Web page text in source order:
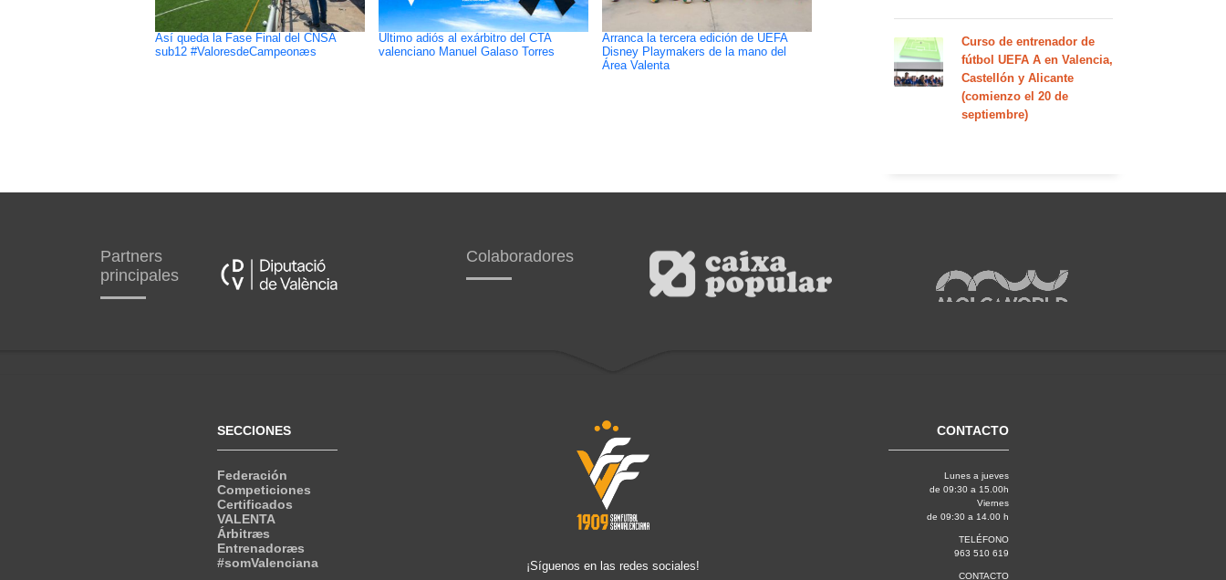
Así queda la Fase Final del CNSA
sub12 #ValoresdeCampeonæs
Ultimo adiós al exárbitro del CTA
valenciano Manuel Galaso Torres
Arranca la tercera edición de UEFA
Disney Playmakers de la mano del
Área Valenta
Curso de entrenador de
fútbol UEFA A en Valencia,
Castellón y Alicante
(comienzo el 20 de
septiembre)
Partners
principales
Colaboradores
SECCIONES
Federación
Competiciones
Certificados
VALENTA
Árbitræs
Entrenadoræs
#somValenciana
¡Síguenos en las redes sociales!
CONTACTO
Lunes a jueves
de 09:30 a 15.00h
Viernes
de 09:30 a 14.00 h
TELÉFONO
963 510 619
CONTACTO